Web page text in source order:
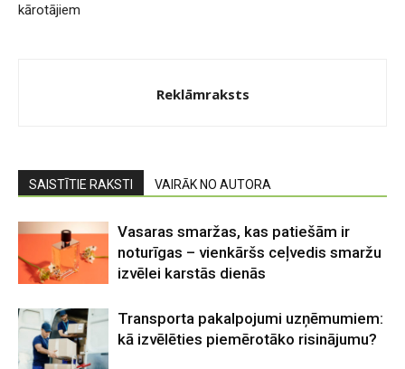
kārotājiem
Reklāmraksts
SAISTĪTIE RAKSTI VAIRĀK NO AUTORA
Vasaras smaržas, kas patiešām ir
noturīgas – vienkāršs ceļvedis smaržu
izvēlei karstās dienās
Transporta pakalpojumi uzņēmumiem:
kā izvēlēties piemērotāko risinājumu?